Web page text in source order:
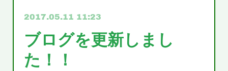
2017.05.11 11:23
ブログを更新しまし
た！！